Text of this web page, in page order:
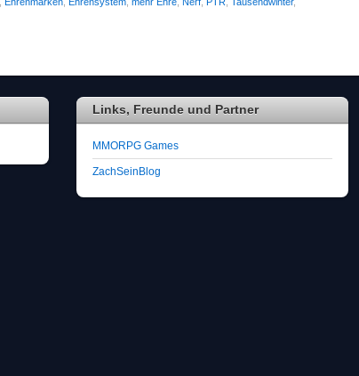
Links, Freunde und Partner
MMORPG Games
ZachSeinBlog